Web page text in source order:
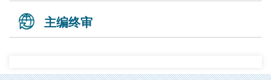
主编终审